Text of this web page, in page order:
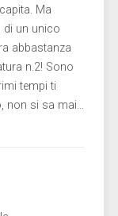
Ma
di un unico
abbastanza
n.2! Sono
tempi ti
non si sa mai…